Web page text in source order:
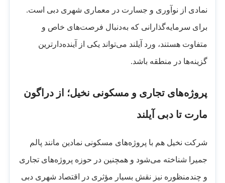
نمادی از نوآوری و جسارت در معماری شهری دبی است.
برای سرمایه‌گذارانی که به‌دنبال فرصت‌های خاص و
متفاوت هستند، ورد آیلند می‌تواند یکی از آینده‌دارترین
گزینه‌ها در منطقه باشد.
پروژه‌های تجاری و مسکونی نخیل؛ از دراگون
مارت تا دبی آیلند
شرکت نخیل هم با پروژه‌های مسکونی نمادین مانند پالم
جمیرا شناخته می‌شود و همچنین در حوزه پروژه‌های تجاری
و چندمنظوره نیز نقش بسیار مؤثری در اقتصاد شهری دبی